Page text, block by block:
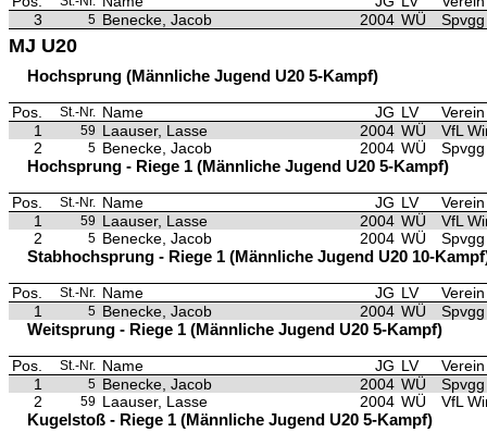
3
5 Benecke, Jacob 2004 WÜ
MJ U20
Hochsprung (Männliche Jugend U20 5-Kampf)
Pos. St.-Nr. Name JG LV
Verein
1
59 Laauser, Lasse 2004 WÜ
VfL
2
5 Benecke, Jacob 2004 WÜ
Hochsprung - Riege 1 (Männliche Jugend U20 5-Kampf)
Pos. St.-Nr. Name JG LV
Verein
1
59 Laauser, Lasse 2004 WÜ
VfL
2
5 Benecke, Jacob 2004 WÜ
Stabhochsprung - Riege 1 (Männliche Jugend U20 10-
Pos. St.-Nr. Name JG LV
Verein
1
5 Benecke, Jacob 2004 WÜ
Weitsprung - Riege 1 (Männliche Jugend U20 5-Kampf)
Pos. St.-Nr. Name JG LV
Verein
1
5 Benecke, Jacob 2004 WÜ
2
59 Laauser, Lasse 2004 WÜ VfL
Kugelstoß - Riege 1 (Männliche Jugend U20 5-Kampf)